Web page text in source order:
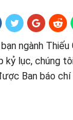
ngành
kỷ lục, chúng
Ban báo